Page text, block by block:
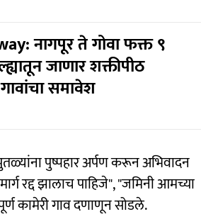
नागपूर ते गोवा फक्त ९
जाणार शक्तीपीठ
समावेश
पुष्पहार अर्पण करून अभिवादन
रद्द झालाच पाहिजे", "जमिनी आमच्या
कामेरी गाव दणाणून सोडले.